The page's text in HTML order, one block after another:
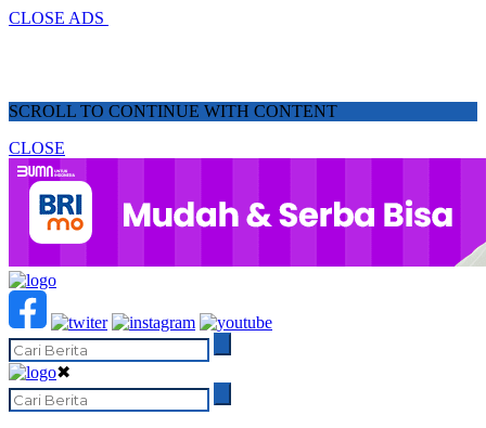
CLOSE ADS
SCROLL TO CONTINUE WITH CONTENT
CLOSE
✖